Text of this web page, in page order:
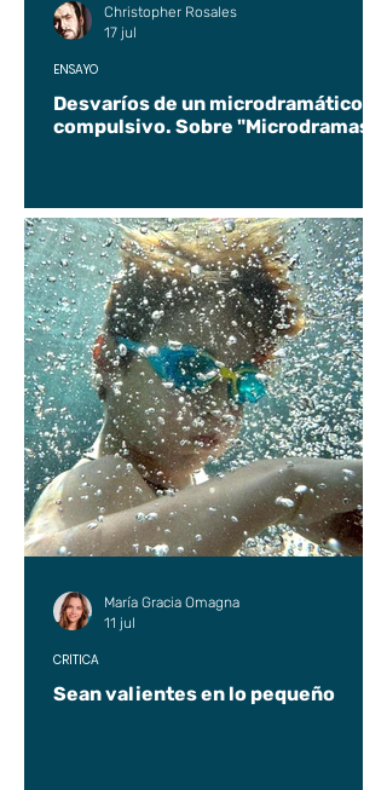
Desvaríos de un microdramático
compulsivo. Sobre "Microdramas".
ENSAYO
Christopher Rosales
17 jul
Sean valientes en lo pequeño
CRÍTICA
María Gracia Omagna
11 jul